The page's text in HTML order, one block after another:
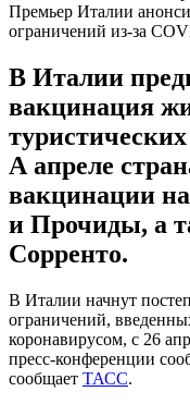
Премьер Италии
ограничений из-за
В Италии
вакцинация
А апреле
вакцинации
и Прочиды, а
Сорренто.
В Италии начнут
ограничений,
коронавирусом, с 26
пресс-конференции
сообщает ТАСС.